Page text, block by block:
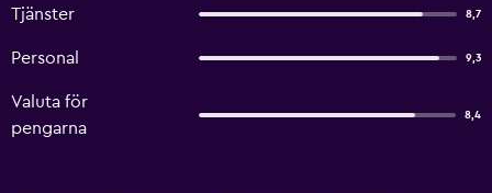
Tjänster 8,7
Personal 9,3
Valuta för
pengarna
8,4